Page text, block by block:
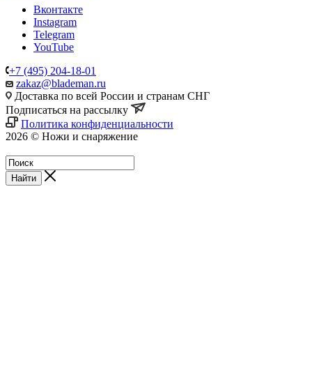
Вконтакте
Instagram
Telegram
YouTube
+7 (495) 204-18-01
zakaz@blademan.ru
Доставка по всей России и странам СНГ
Подписаться на рассылку
Политика конфиденциальности
2026 © Ножи и снаряжение
Найти